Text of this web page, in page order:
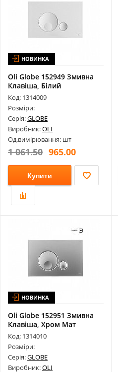
НОВИНКА
Oli Globe 152949 Змивна
Клавіша, Білий
Код: 1314009
Розміри:
Серія:GLOBE
Виробник:OLI
Од.вимірювання: шт
1 061.50 965.00
Купити
НОВИНКА
Oli Globe 152951 Змивна
Клавіша, Хром Мат
Код: 1314010
Розміри:
Серія:GLOBE
Виробник:OLI